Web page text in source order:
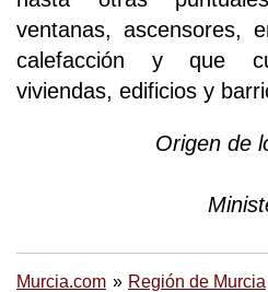
ventanas, ascensores,
calefacción y que
viviendas, edificios y
Origen de
Murcia.com Región de Murcia